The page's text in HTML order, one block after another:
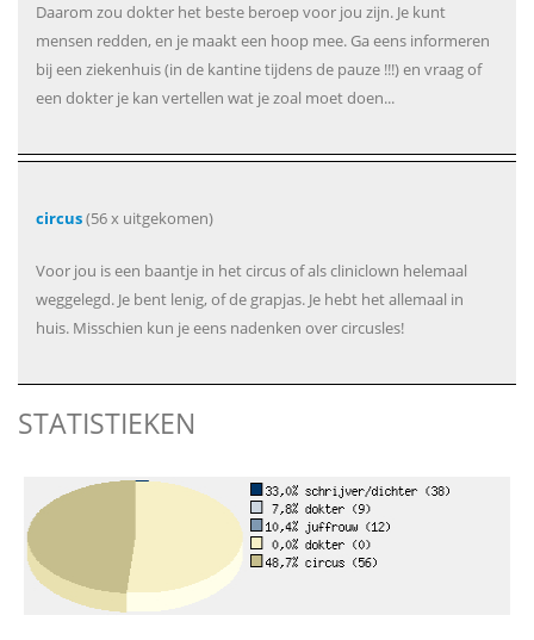
Daarom zou dokter het beste beroep voor jou zijn. Je kunt
mensen redden, en je maakt een hoop mee. Ga eens informeren
bij een ziekenhuis (in de kantine tijdens de pauze !!!) en vraag of
een dokter je kan vertellen wat je zoal moet doen...
circus(56 x uitgekomen)
Voor jou is een baantje in het circus of als cliniclown helemaal
weggelegd. Je bent lenig, of de grapjas. Je hebt het allemaal in
huis. Misschien kun je eens nadenken over circusles!
STATISTIEKEN